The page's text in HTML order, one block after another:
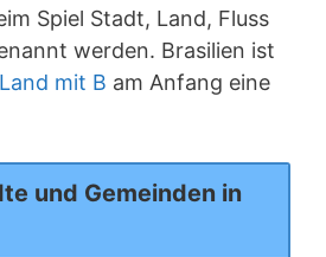
Spiel Stadt, Land, Fluss
werden. Brasilien ist
Land mit B am Anfang eine
und Gemeinden in